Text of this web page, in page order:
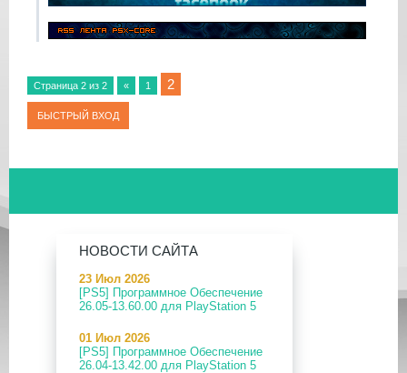
Страница 2 из 2 « 1 2
НОВОСТИ САЙТА
23 Июл 2026
[PS5] Программное Обеспечение
26.05-13.60.00 для PlayStation 5
01 Июл 2026
[PS5] Программное Обеспечение
26.04-13.42.00 для PlayStation 5